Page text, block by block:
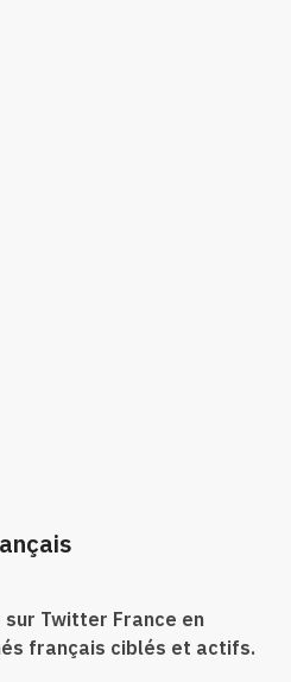
Twitter France en
français ciblés et actifs.